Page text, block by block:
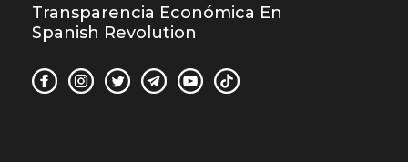
Transparencia Económica En
Spanish Revolution